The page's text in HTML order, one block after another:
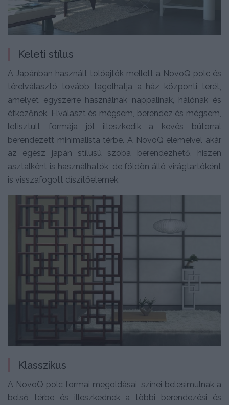
Keleti stílus
A Japánban használt tolóajtók mellett a NovoQ polc és
térelválasztó tovább tagolhatja a ház központi terét,
amelyet egyszerre használnak nappalinak, hálónak és
étkezőnek. Elválaszt és mégsem, berendez és mégsem,
letisztult formája jól illeszkedik a kevés bútorral
berendezett minimalista térbe. A NovoQ elemeivel akár
az egész japán stílusú szoba berendezhető, hiszen
asztalként is használhatók, de földön álló virágtartóként
is visszafogott díszítőelemek.
Klasszikus
A NovoQ polc formai megoldásai, színei belesimulnak a
belső térbe és illeszkednek a többi berendezési és